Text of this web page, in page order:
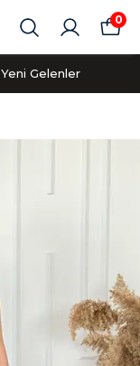
0
Yeni Gelenler